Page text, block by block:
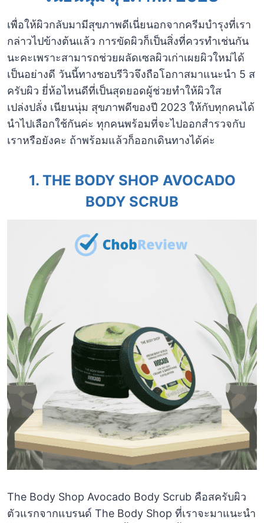
เพื่อให้ผิวกลับมามีสุขภาพดีเนี่ยนอกจากครีมบำรุงที่เรา
กล่าวไปข้างต้นแล้ว การขัดผิวก็เป็นสิ่งที่ควรทำเช่นกัน
นะคะเพราะสามารถช่วยผลัดเซลผิวเก่าเผยผิวใหม่ได้
เป็นอย่างดี วันนี้ทางชอบรีวิวจึงถือโอกาสมาแนะนำ 5 ส
ครับผิว ยี่ห้อไหนดีที่เป็นสุดยอดผู้ช่วยทำให้ผิวใส
เปล่งปลั่ง เนียนนุ่ม สุขภาพดีของปี 2023 ให้กับทุกคนได้
นำไปเลือกใช้กันค่ะ ทุกคนพร้อมที่จะไปออกสำรวจกับ
เราหรือยังคะ ถ้าพร้อมแล้วก็ออกเดินทางได้ค่ะ
1. THE BODY SHOP AVOCADO
BODY SCRUB
The Body Shop Avocado Body Scrub คือสครับผิว
ตัวแรกจากแบรนด์ The Body Shop ที่เราจะมาแนะนำ